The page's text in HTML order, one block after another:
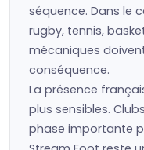
séquence. Dans le
rugby, tennis,
mécaniques
conséquence.
La présence
plus sensibles.
phase importante